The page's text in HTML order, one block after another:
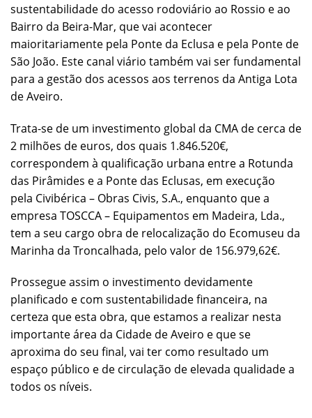
sustentabilidade do acesso rodoviário ao Rossio e ao
Bairro da Beira-Mar, que vai acontecer
maioritariamente pela Ponte da Eclusa e pela Ponte de
São João. Este canal viário também vai ser fundamental
para a gestão dos acessos aos terrenos da Antiga Lota
de Aveiro.
Trata-se de um investimento global da CMA de cerca de
2 milhões de euros, dos quais 1.846.520€,
correspondem à qualificação urbana entre a Rotunda
das Pirâmides e a Ponte das Eclusas, em execução
pela Civibérica – Obras Civis, S.A., enquanto que a
empresa TOSCCA – Equipamentos em Madeira, Lda.,
tem a seu cargo obra de relocalização do Ecomuseu da
Marinha da Troncalhada, pelo valor de 156.979,62€.
Prossegue assim o investimento devidamente
planificado e com sustentabilidade financeira, na
certeza que esta obra, que estamos a realizar nesta
importante área da Cidade de Aveiro e que se
aproxima do seu final, vai ter como resultado um
espaço público e de circulação de elevada qualidade a
todos os níveis.